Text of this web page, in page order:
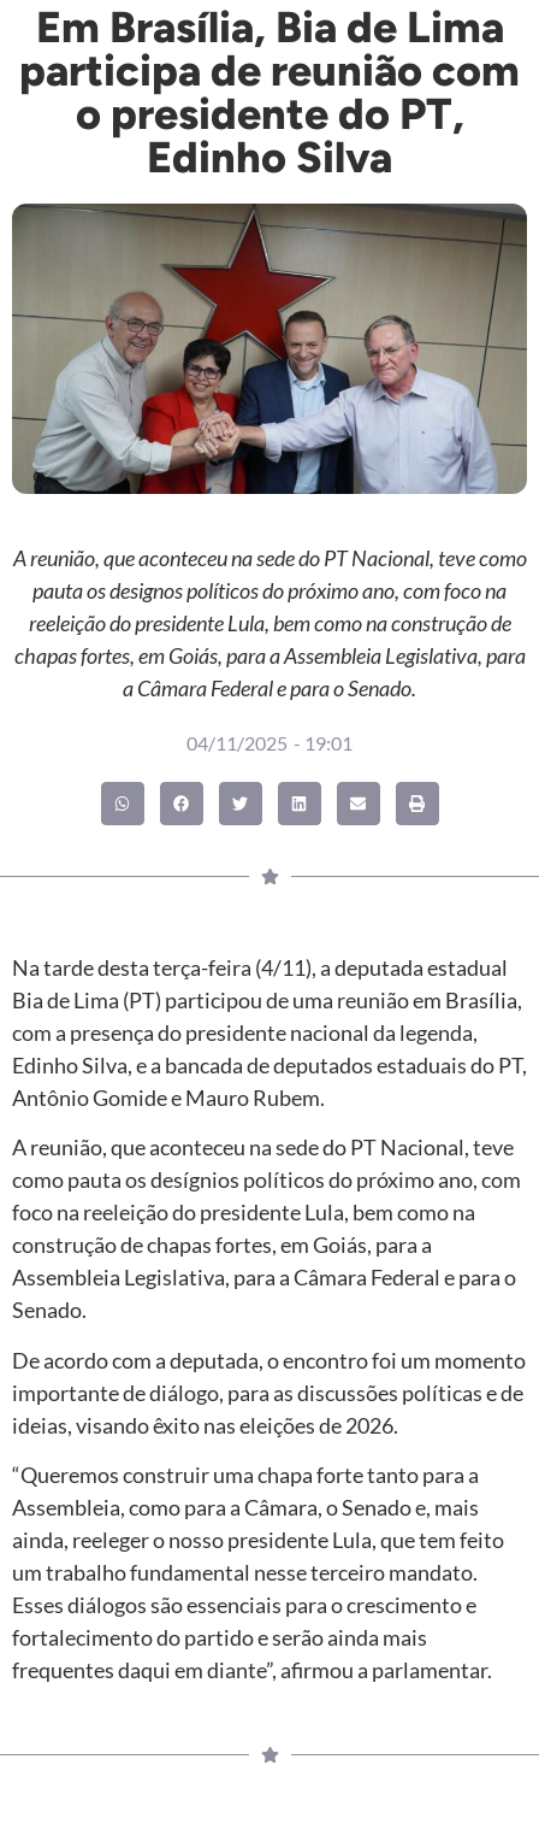
Em Brasília, Bia de Lima
participa de reunião com
o presidente do PT,
Edinho Silva
A reunião, que aconteceu na sede do PT Nacional, teve como
pauta os designos políticos do próximo ano, com foco na
reeleição do presidente Lula, bem como na construção de
chapas fortes, em Goiás, para a Assembleia Legislativa, para
a Câmara Federal e para o Senado.
04/11/2025 - 19:01
Na tarde desta terça-feira (4/11), a deputada estadual
Bia de Lima (PT) participou de uma reunião em Brasília,
com a presença do presidente nacional da legenda,
Edinho Silva, e a bancada de deputados estaduais do PT,
Antônio Gomide e Mauro Rubem.
A reunião, que aconteceu na sede do PT Nacional, teve
como pauta os desígnios políticos do próximo ano, com
foco na reeleição do presidente Lula, bem como na
construção de chapas fortes, em Goiás, para a
Assembleia Legislativa, para a Câmara Federal e para o
Senado.
De acordo com a deputada, o encontro foi um momento
importante de diálogo, para as discussões políticas e de
ideias, visando êxito nas eleições de 2026.
“Queremos construir uma chapa forte tanto para a
Assembleia, como para a Câmara, o Senado e, mais
ainda, reeleger o nosso presidente Lula, que tem feito
um trabalho fundamental nesse terceiro mandato.
Esses diálogos são essenciais para o crescimento e
fortalecimento do partido e serão ainda mais
frequentes daqui em diante”, afirmou a parlamentar.